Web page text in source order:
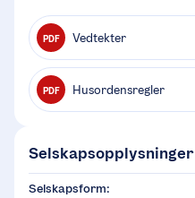
PDF Vedtekter
PDF Husordensregler
Selskapsopplysninger
Selskapsform: